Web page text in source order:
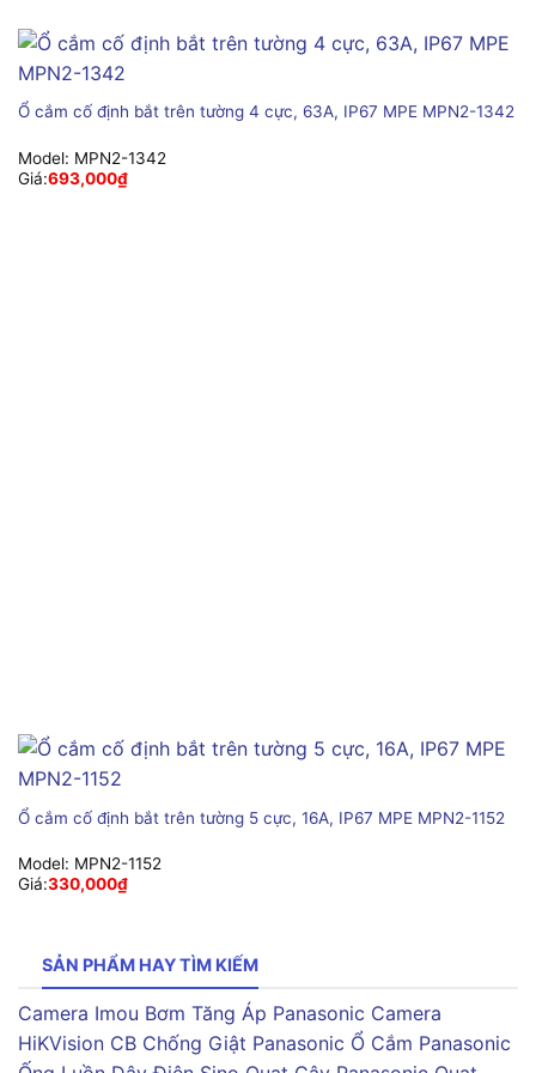
Ổ cắm cố định bắt trên tường 4 cực, 63A, IP67 MPE MPN2-1342
Model: MPN2-1342
Giá:693,000₫
Ổ cắm cố định bắt trên tường 5 cực, 16A, IP67 MPE MPN2-1152
Model: MPN2-1152
Giá:330,000₫
SẢN PHẨM HAY TÌM KIẾM
Camera Imou Bơm Tăng Áp Panasonic Camera
HiKVision CB Chống Giật Panasonic Ổ Cắm Panasonic